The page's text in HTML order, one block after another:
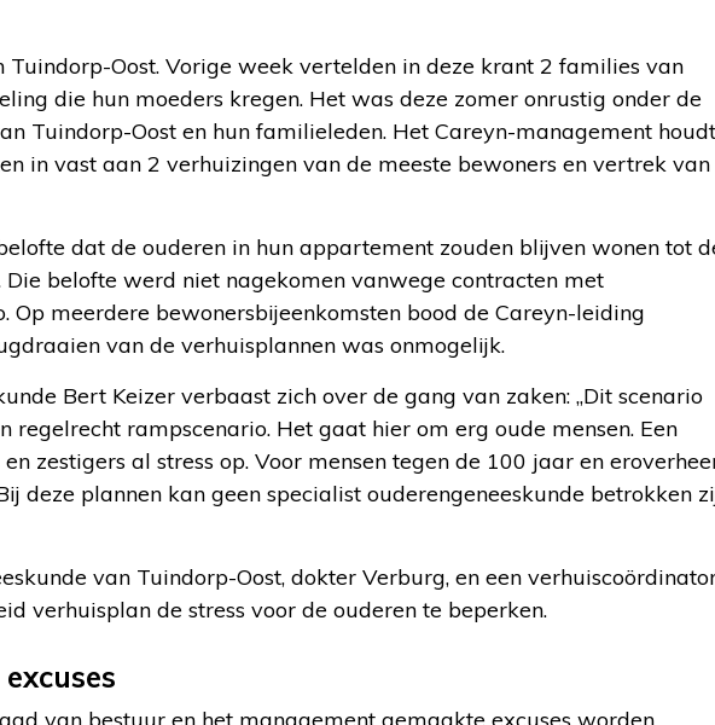
Tuindorp-Oost. Vorige week vertelden in deze krant 2 families van
die hun moeders kregen. Het was deze zomer onrustig onder de
Tuindorp-Oost en hun familieleden. Het Careyn-management houdt
in vast aan 2 verhuizingen van de meeste bewoners en vertrek van
dat de ouderen in hun appartement zouden blijven wonen tot
belofte werd niet nagekomen vanwege contracten met
Op meerdere bewonersbijeenkomsten bood de Careyn-leiding
van de verhuisplannen was onmogelijk.
Bert Keizer verbaast zich over de gang van zaken: ,,Dit scenario
regelrecht rampscenario. Het gaat hier om erg oude mensen. Een
zestigers al stress op. Voor mensen tegen de 100 jaar en
deze plannen kan geen specialist ouderengeneeskunde betrokken
van Tuindorp-Oost, dokter Verburg, en een
verhuisplan de stress voor de ouderen te beperken.